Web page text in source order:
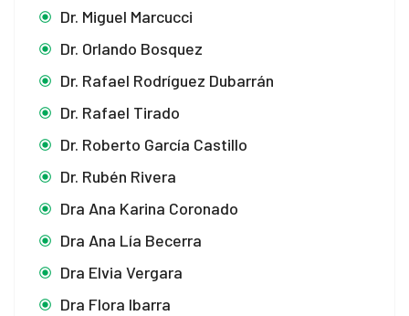
Dr. Miguel Marcucci
Dr. Orlando Bosquez
Dr. Rafael Rodríguez Dubarrán
Dr. Rafael Tirado
Dr. Roberto García Castillo
Dr. Rubén Rivera
Dra Ana Karina Coronado
Dra Ana Lía Becerra
Dra Elvia Vergara
Dra Flora Ibarra